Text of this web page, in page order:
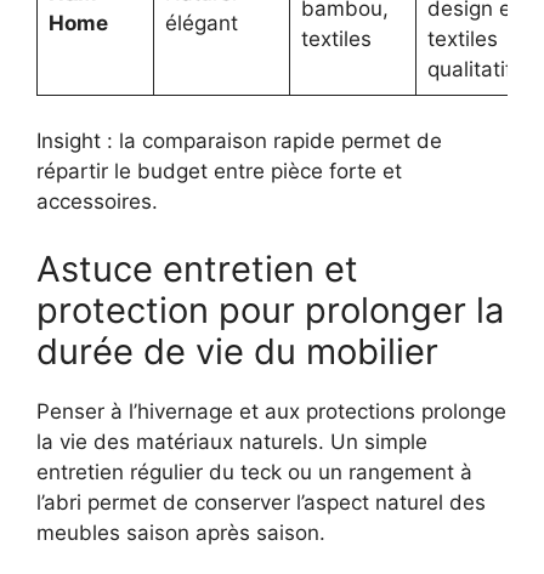
Home
élégant
bambou,
textiles
design et
textiles
qualitatifs
Insight : la comparaison rapide permet de
répartir le budget entre pièce forte et
accessoires.
Astuce entretien et
protection pour prolonger la
durée de vie du mobilier
Penser à l’hivernage et aux protections prolonge
la vie des matériaux naturels. Un simple
entretien régulier du teck ou un rangement à
l’abri permet de conserver l’aspect naturel des
meubles saison après saison.